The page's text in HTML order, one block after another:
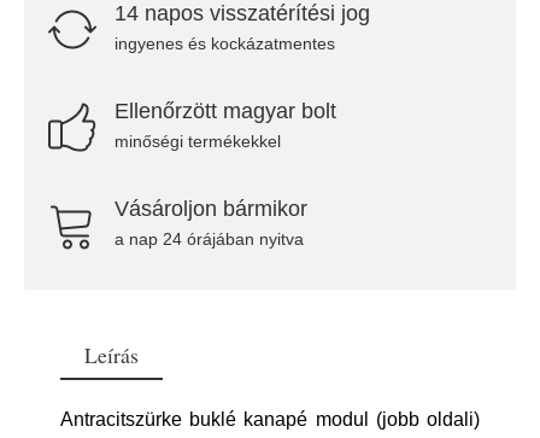
14 napos visszatérítési jog
ingyenes és kockázatmentes
Ellenőrzött magyar bolt
minőségi termékekkel
Vásároljon bármikor
a nap 24 órájában nyitva
Leírás
Antracitszürke buklé kanapé modul (jobb oldali)